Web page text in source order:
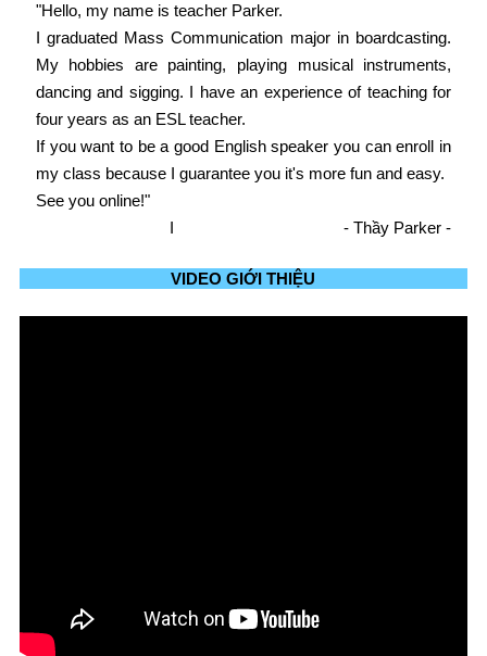
"Hello, my name is teacher Parker.
I graduated Mass Communication major in boardcasting.
My hobbies are painting, playing musical instruments,
dancing and sigging. I have an experience of teaching for
four years as an ESL teacher.
If you want to be a good English speaker you can enroll in
my class because I guarantee you it's more fun and easy.
See you online!"
I- Thầy Parker -
VIDEO GIỚI THIỆU